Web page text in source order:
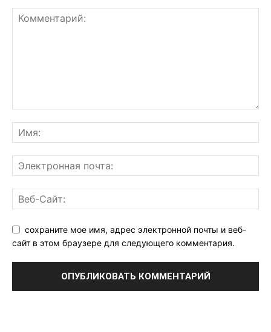
сохраните мое имя, адрес электронной почты и веб-
сайт в этом браузере для следующего комментария.